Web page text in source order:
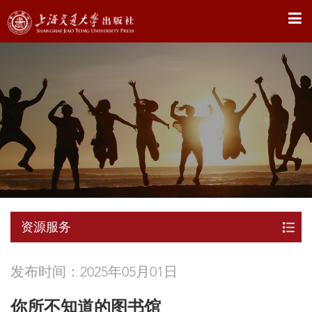
X
资源服务
发布时间：2025年05月01日
你所不知道的图书馆